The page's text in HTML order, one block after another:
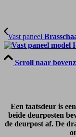
Vast paneel
Scroll naar
Een taatsdeur is
beide deurposten
de deurpost af. De